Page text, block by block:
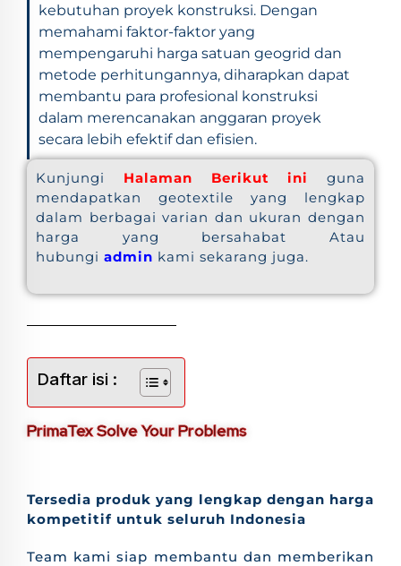
kebutuhan proyek konstruksi. Dengan
memahami faktor-faktor yang
mempengaruhi harga satuan geogrid dan
metode perhitungannya, diharapkan dapat
membantu para profesional konstruksi
dalam merencanakan anggaran proyek
secara lebih efektif dan efisien.
Kunjungi Halaman Berikut ini
guna
mendapatkan geotextile yang lengkap
dalam berbagai varian dan ukuran dengan
harga yang bersahabat Atau
hubungi admin kami sekarang juga.
Daftar isi :
PrimaTex Solve Your Problems
Tersedia produk yang lengkap dengan harga
kompetitif untuk seluruh Indonesia
Team kami siap membantu dan memberikan